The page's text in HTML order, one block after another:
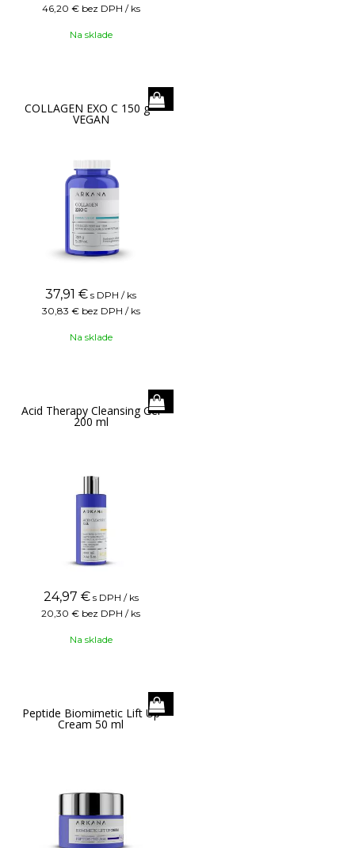
46,20 € bez DPH / ks
Na sklade
COLLAGEN EXO C 150 g -
VEGAN
37,91 € s DPH / ks
30,83 € bez DPH / ks
Na sklade
Acid Therapy Cleansing Gel
200 ml
24,97 € s DPH / ks
20,30 € bez DPH / ks
Na sklade
Peptide Biomimetic Lift Up
Cream 50 ml